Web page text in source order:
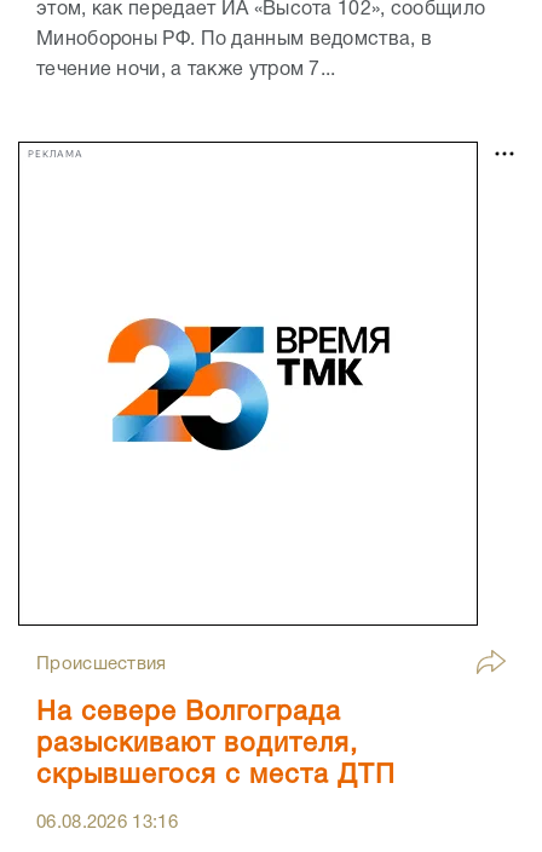
этом, как передает ИА «Высота 102», сообщило
Минобороны РФ. По данным ведомства, в
течение ночи, а также утром 7...
РЕКЛАМА
Происшествия
На севере Волгограда
разыскивают водителя,
скрывшегося с места ДТП
06.08.2026 13:16